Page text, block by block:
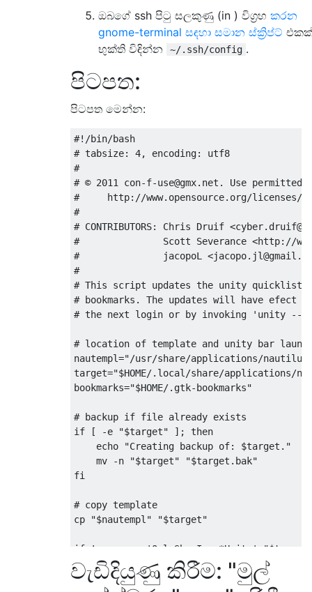
ඔබගේ ssh පිටු සලකුණු (in ) විග්‍රහ කරන
gnome-terminal සඳහා සමාන ස්ක්‍රිප්ට්
භුක්ති විඳින්න
~/.ssh/config .
පිටපත:
පිටපත මෙන්න:
#!/bin/bash
# tabsize: 4, encoding: utf8
#
# © 2011 con-f-use@gmx.net. Use permitted
#     http://www.opensource.org/licenses/
#
# CONTRIBUTORS: Chris Druif
#               Scott Severance <http://
#               jacopoL
#
# This script updates the unity quicklist
# bookmarks. The updates will have
# the next login or by invoking 'unity --
# location of template and unity bar
nautempl="/usr/share/applications/nautilus-
target="$HOME/.local/share/applications/
bookmarks="$HOME/.gtk-bookmarks"
# backup if file already exists
if [ -e "$target" ]; then
    echo "Creating backup of: $target."
    mv -n "$target" "$target.bak"
fi
# copy template
cp "$nautempl" "$target"
if ! grep -q 'OnlyShowIn=.*Unity'
sed -i "s/\(OnlyShowIn=.*\)/\1Unity;/"
fi
වැඩිදියුණු කිරීම: "මුල්